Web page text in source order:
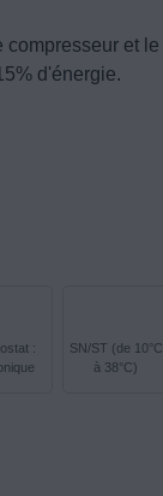
compresseur et le
d'énergie.
:
SN/ST (de 10°C
à 38°C)